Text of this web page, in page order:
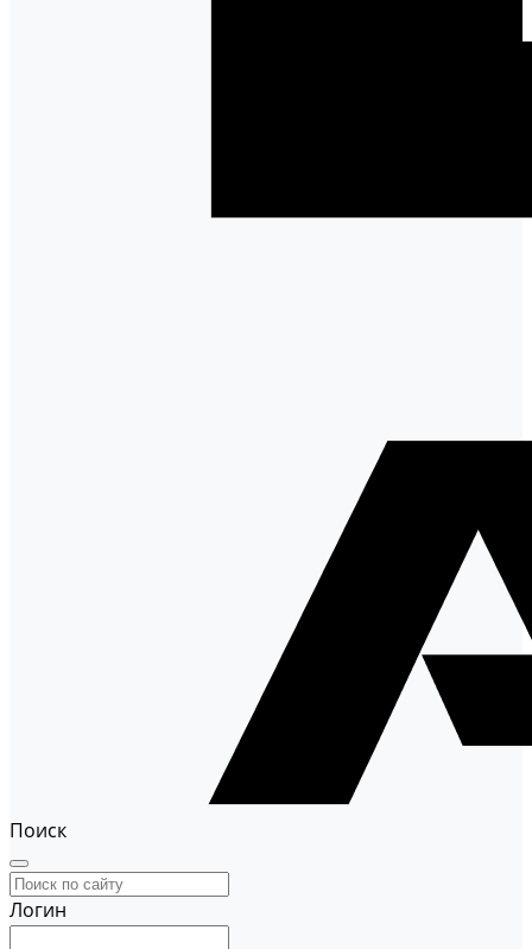
Поиск
Логин